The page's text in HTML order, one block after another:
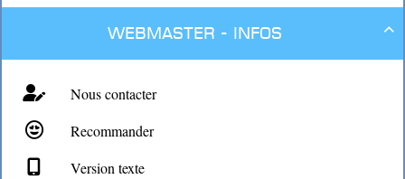

Webmaster - Infos
Nous contacter
Recommander
Version texte